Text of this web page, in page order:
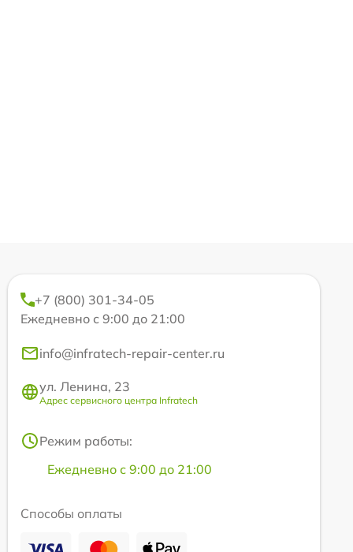
+7 (800) 301-34-05
Ежедневно с 9:00 до 21:00
info@infratech-repair-center.ru
ул. Ленина, 23
Адрес сервисного центра Infratech
Режим работы:
Ежедневно с 9:00 до 21:00
Способы оплаты